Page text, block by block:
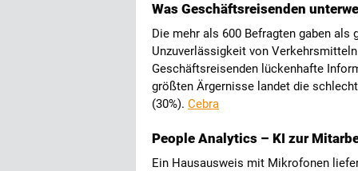
Was Geschäftsreisenden
Die mehr als 600 Befragten gaben
Unzuverlässigkeit von
Geschäftsreisenden lückenhafte
größten Ärgernisse landet die
(30%). Cebra
People Analytics – KI zur
Ein Hausausweis mit Mikrofonen